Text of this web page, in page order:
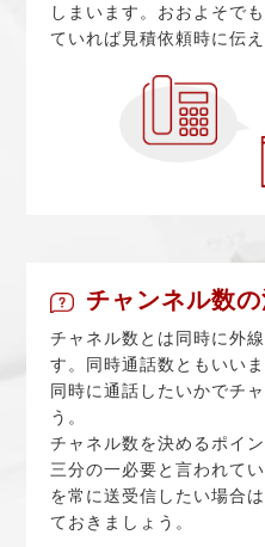
しまいます。おおよそで
ていれば見積依頼時に伝
チャンネル数
チャネル数とは同時に外
す。同時通話数ともいい
同時に通話したいかでチ
う。
チャネル数を決めるポイ
三分の一必要と言われて
を常に送受信したい場合
ておきましょう。